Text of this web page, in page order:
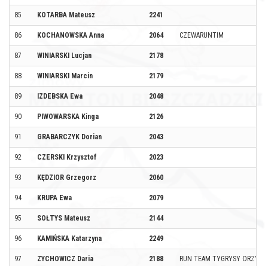
85 KOTARBA Mateusz 2241
86 KOCHANOWSKA Anna 2064 CZEWARUNTIM
87 WINIARSKI Lucjan 2178
88 WINIARSKI Marcin 2179
89 IZDEBSKA Ewa 2048
90 PIWOWARSKA Kinga 2126
91 GRABARCZYK Dorian 2043
92 CZERSKI Krzysztof 2023
93 KĘDZIOR Grzegorz 2060
94 KRUPA Ewa 2079
95 SOŁTYS Mateusz 2144
96 KAMIŃSKA Katarzyna 2249
97 ZYCHOWICZ Daria 2188 RUN TEAM TYGRYSY ORZYSZ